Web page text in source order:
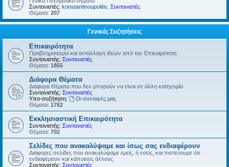
Συντονιστές: konstantinoupolitis Συντονιστές
Θέματα: 207
Γενικές Συζητήσεις
Επικαιρότητα
Προβληματισμοί και ανταλλαγή ιδεών από την Επικαιρότητα.
Συντονιστής: Συντονιστές
Θέματα: 1855
Διάφορα Θέματα
Διάφορα Θέματα που δεν μπορούν να είναι σε άλλη κατηγορία
Συντονιστής: Συντονιστές
Υπο-συζήτηση:
Οι συνταγές μας
Θέματα: 1762
Εκκλησιαστική Επικαιρότητα
Συντονιστής: Συντονιστές
Θέματα: 702
Σελίδες που ανακαλύψαμε και ίσως σας ενδιαφέρουν
Διάφορες σελίδες που ανακαλύψαμε εμείς, ή εσείς, και πιστεύουμε ότι
ενδιαφέρουν και κάποιους άλλους.
Συντονιστής: Συντονιστές